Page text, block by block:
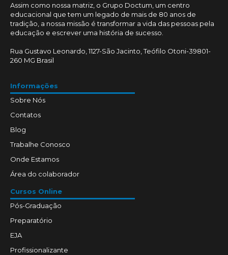
Assim como nossa matriz, o Grupo Doctum, um centro
educacional que tem um legado de mais de 80 anos de
tradição, a nossa missão é transformar a vida das pessoas pela
educação e escrever uma história de sucesso.
Rua Gustavo Leonardo, 1127-São Jacinto, Teófilo Otoni-39801-
260 MG Brasil
Informações
Sobre Nós
Contatos
Blog
Trabalhe Conosco
Onde Estamos
Área do colaborador
Cursos Online
Pós-Graduação
Preparatório
EJA
Profissionalizante